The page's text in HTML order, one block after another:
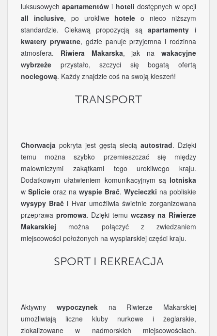
luksusowychapartamentów i hoteli dostępnych w opcji
all inclusive, po urokliwe hotele o nieco niższym
standardzie. Ciekawą propozycją sąapartamenty i
kwatery prywatne, gdzie panuje przyjemna i rodzinna
atmosfera. Riwiera Makarska, jak nawakacyjne
wybrzeże przystało, szczyci się bogatą ofertą
noclegową. Każdy znajdzie coś na swoją kieszeń!
TRANSPORT
Chorwacja pokryta jest gęstą siecią autostrad. Dzięki
temu można szybko przemieszczać się między
malowniczymi zakątkami tego urokliwego kraju.
Dodatkowym ułatwieniem komunikacyjnym są lotniska
w Splicie oraz na wyspie Brač. Wycieczki na pobliskie
wysypy Brač i Hvar umożliwia świetnie zorganizowana
przeprawa promowa. Dzięki temu wczasy na Riwierze
Makarskiej można połączyć z zwiedzaniem
miejscowości położonych na wyspiarskiej części kraju.
SPORT I REKREACJA
Aktywny wypoczynekna Riwierze Makarskiej
umożliwiają liczne kluby nurkowe i żeglarskie,
zlokalizowane w nadmorskich miejscowościach.